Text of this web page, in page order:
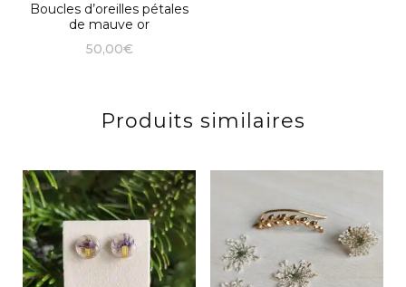
Boucles d’oreilles pétales
de mauve or
50,00€
Produits similaires